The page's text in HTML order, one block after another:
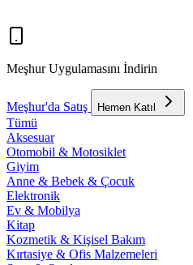
Meşhur Uygulamasını İndirin
Meşhur'da Satış Hemen Katıl
Tümü
Aksesuar
Otomobil & Motosiklet
Giyim
Anne & Bebek & Çocuk
Elektronik
Ev & Mobilya
Kitap
Kozmetik & Kişisel Bakım
Kırtasiye & Ofis Malzemeleri